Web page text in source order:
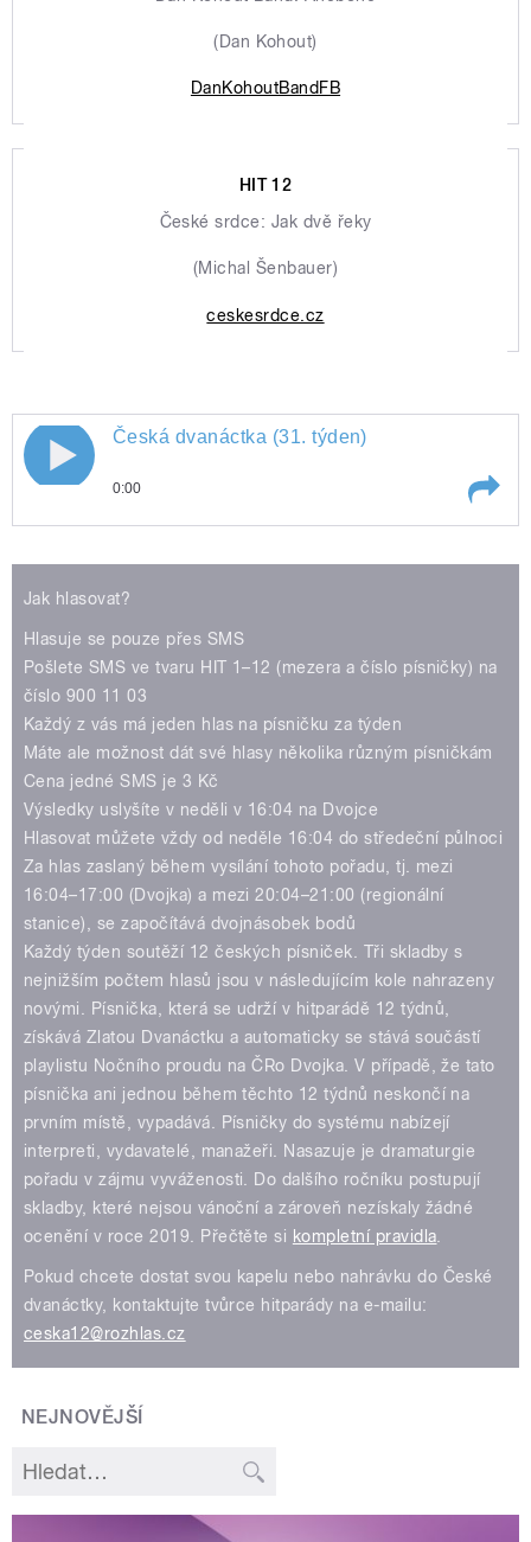
(Dan Kohout)
DanKohoutBandFB
HIT 12
České srdce: Jak dvě řeky
(Michal Šenbauer)
ceskesrdce.cz
pause
Česká dvanáctka (31. týden)
0:00
Jak hlasovat?
Hlasuje se pouze přes SMS
Pošlete SMS ve tvaru HIT 1–12 (mezera a číslo písničky) na
číslo 900 11 03
Každý z vás má jeden hlas na písničku za týden
Máte ale možnost dát své hlasy několika různým písničkám
Cena jedné SMS je 3 Kč
Výsledky uslyšíte v neděli v 16:04 na Dvojce
Hlasovat můžete vždy od neděle 16:04 do středeční půlnoci
Za hlas zaslaný během vysílání tohoto pořadu, tj. mezi
16:04–17:00 (Dvojka) a mezi 20:04–21:00 (regionální
stanice), se započítává dvojnásobek bodů
Každý týden soutěží 12 českých písniček. Tři skladby s
nejnižším počtem hlasů jsou v následujícím kole nahrazeny
novými. Písnička, která se udrží v hitparádě 12 týdnů,
získává Zlatou Dvanáctku a automaticky se stává součástí
playlistu Nočního proudu na ČRo Dvojka. V případě, že tato
písnička ani jednou během těchto 12 týdnů neskončí na
prvním místě, vypadává. Písničky do systému nabízejí
interpreti, vydavatelé, manažeři. Nasazuje je dramaturgie
pořadu v zájmu vyváženosti. Do dalšího ročníku postupují
skladby, které nejsou vánoční a zároveň nezískaly žádné
ocenění v roce 2019. Přečtěte si kompletní pravidla
Pokud chcete dostat svou kapelu nebo nahrávku do České
dvanáctky, kontaktujte tvůrce hitparády na e-mailu:
ceska12@rozhlas.cz
NEJNOVĚJŠÍ